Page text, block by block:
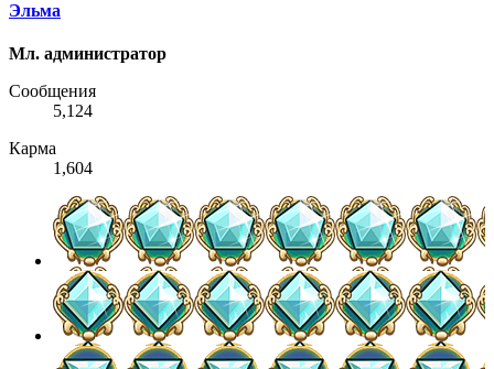
Эльма
Мл. администратор
Сообщения
5,124
Карма
1,604